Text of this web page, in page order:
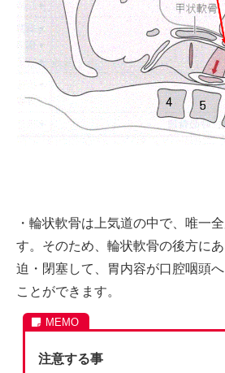
・輪状軟骨は上気道の中で、唯一
す。そのため、輪状軟骨の後方に
迫・閉塞して、胃内容が口腔咽頭
ことができます。
注意する事